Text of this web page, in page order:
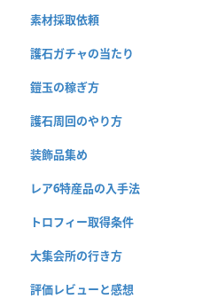
素材採取依頼
護石ガチャの当たり
鎧玉の稼ぎ方
護石周回のやり方
装飾品集め
レア6特産品の入手法
トロフィー取得条件
大集会所の行き方
評価レビューと感想